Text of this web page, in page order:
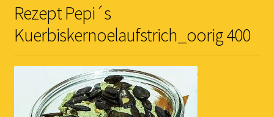
Übers Kernöl
News
Kontakt
Rezept Pepi´s
Kuerbiskernoelaufstrich_oorig 400